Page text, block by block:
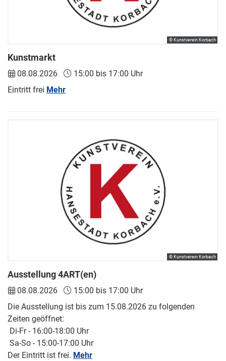
Kunstmarkt
08.08.2026
15:00 bis 17:00 Uhr
Eintritt frei Mehr
© Kunstverein Korbach
Ausstellung 4ART(en)
08.08.2026
15:00 bis 17:00 Uhr
Die Ausstellung ist bis zum 15.08.2026 zu folgenden
Zeiten geöffnet:
Di-Fr - 16:00-18:00 Uhr
Sa-So - 15:00-17:00 Uhr
Der Eintritt ist frei. Mehr
© Kunstverein Korbach